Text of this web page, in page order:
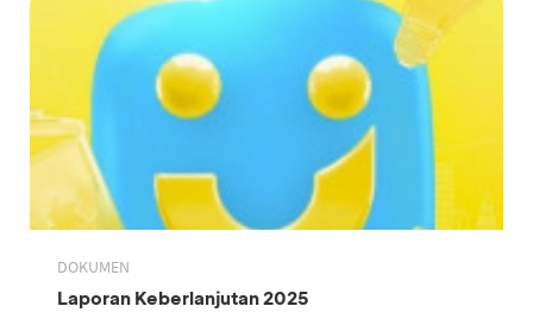
DOKUMEN
Laporan Keberlanjutan 2025